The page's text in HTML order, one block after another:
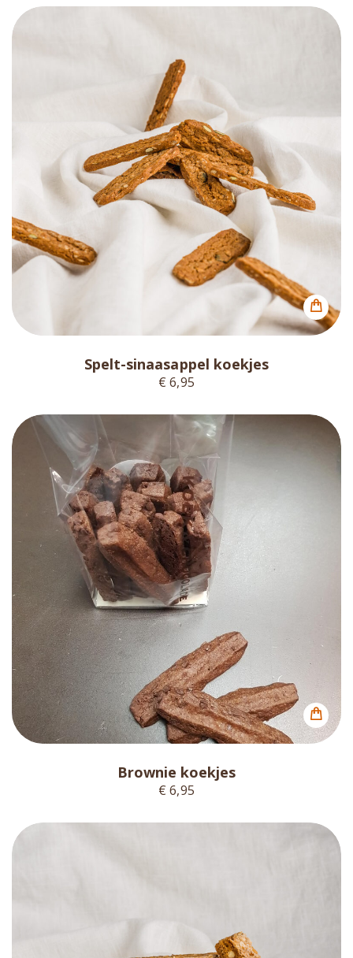
Spelt-sinaasappel koekjes
€ 6,95
Brownie koekjes
€ 6,95